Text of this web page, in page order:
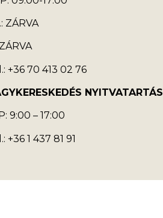
ZÁRVA
+36 70 413 02 76
NYITVATARTÁS
9:00 – 17:00
+36 1 437 81 91